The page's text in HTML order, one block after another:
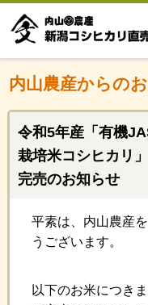
内山農産からの
令和5年産「有機
栽培米コシヒカリ
完売のお知らせ
平素は、内山農産
うございます。
以下のお米につき